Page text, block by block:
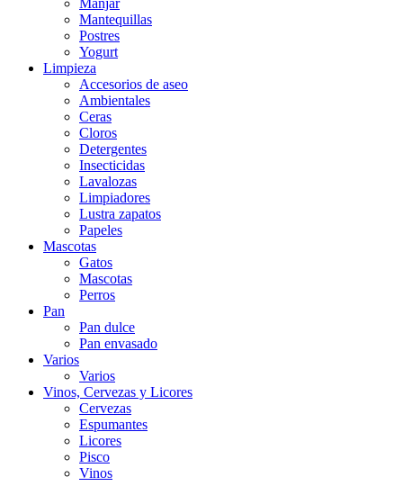
Manjar
Mantequillas
Postres
Yogurt
Limpieza
Accesorios de aseo
Ambientales
Ceras
Cloros
Detergentes
Insecticidas
Lavalozas
Limpiadores
Lustra zapatos
Papeles
Mascotas
Gatos
Mascotas
Perros
Pan
Pan dulce
Pan envasado
Varios
Varios
Vinos, Cervezas y Licores
Cervezas
Espumantes
Licores
Pisco
Vinos